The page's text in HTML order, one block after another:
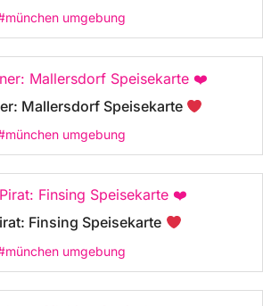
umgebung
Mallersdorf Speisekarte
umgebung
Finsing Speisekarte
umgebung